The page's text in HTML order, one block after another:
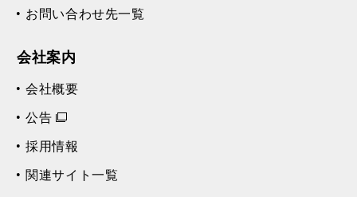
お問い合わせ先一覧
会社案内
会社概要
公告
採用情報
関連サイト一覧